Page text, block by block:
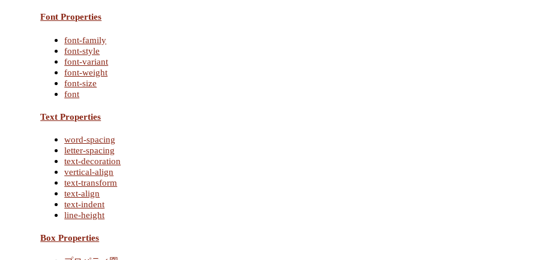
Font Properties
font-family
font-style
font-variant
font-weight
font-size
font
Text Properties
word-spacing
letter-spacing
text-decoration
vertical-align
text-transform
text-align
text-indent
line-height
Box Properties